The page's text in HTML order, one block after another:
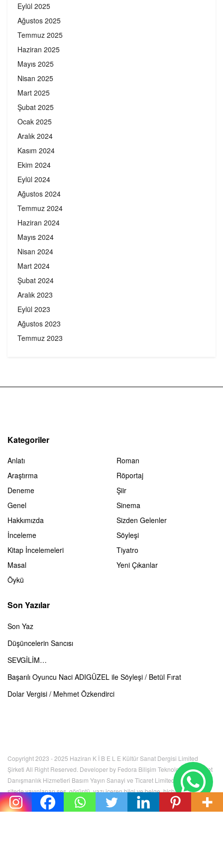
Eylül 2025
Ağustos 2025
Temmuz 2025
Haziran 2025
Mayıs 2025
Nisan 2025
Mart 2025
Şubat 2025
Ocak 2025
Aralık 2024
Kasım 2024
Ekim 2024
Eylül 2024
Ağustos 2024
Temmuz 2024
Haziran 2024
Mayıs 2024
Nisan 2024
Mart 2024
Şubat 2024
Aralık 2023
Eylül 2023
Ağustos 2023
Temmuz 2023
Kategoriler
Anlatı
Araştırma
Deneme
Genel
Hakkımızda
İnceleme
Kitap İncelemeleri
Masal
Öykü
Roman
Röportaj
Şiir
Sinema
Sizden Gelenler
Söyleşi
Tiyatro
Yeni Çıkanlar
Son Yazılar
Son Yaz
Düşüncelerin Sancısı
SEVGİLİM…
Başarılı Oyuncu Naci ADIGÜZEL ile Söyleşi / Betül Fırat
Dolar Vergisi / Mehmet Özkendirci
Copyright 2023 - 2025 Haziran K İ B E L E Kültür Sanat Dergisi Limited
Şirketi All Right Reserved. Developer by Fedora Bilişim Teknolojileri İnternet
Danışmanlık Hizmetleri Basım Yayın Sanayi ve Ticaret Limited Şirketi. Bu
sitede yayınlanan ses, görüntü, yazı içeren bilgi ve belge, hiçbir şekilde
kullanılamaz, izinsiz kopyalanamaz. Tüm hakları K İ B E L E Kültür Sanat
Dergisi Limited Şirketi'ne aittir.